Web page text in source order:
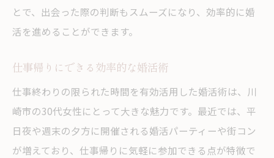
とで、出会った際の判断もスムーズになり、効率的に婚
活を進めることができます。
仕事帰りにできる効率的な婚活術
仕事終わりの限られた時間を有効活用した婚活術は、川
崎市の30代女性にとって大きな魅力です。最近では、平
日夜や週末の夕方に開催される婚活パーティーや街コン
が増えており、仕事帰りに気軽に参加できる点が特徴で